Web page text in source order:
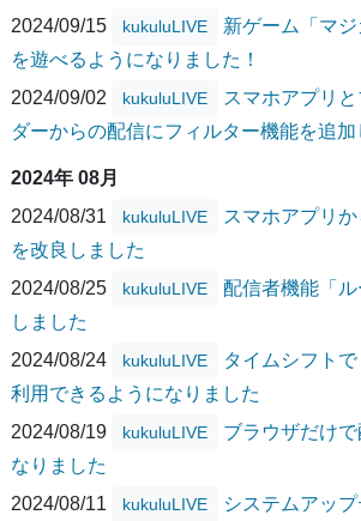
2024/09/15
kukuluLIVE
新ゲーム「マジ
を遊べるようになりました！
2024/09/02
kukuluLIVE
スマホアプリ
ダーからの配信にフィルター機能を追加
2024年 08月
2024/08/31
kukuluLIVE
スマホアプリ
を改良しました
2024/08/25
kukuluLIVE
配信者機能「
しました
2024/08/24
kukuluLIVE
タイムシフト
利用できるようになりました
2024/08/19
kukuluLIVE
ブラウザだけ
なりました
2024/08/11
kukuluLIVE システムアッ